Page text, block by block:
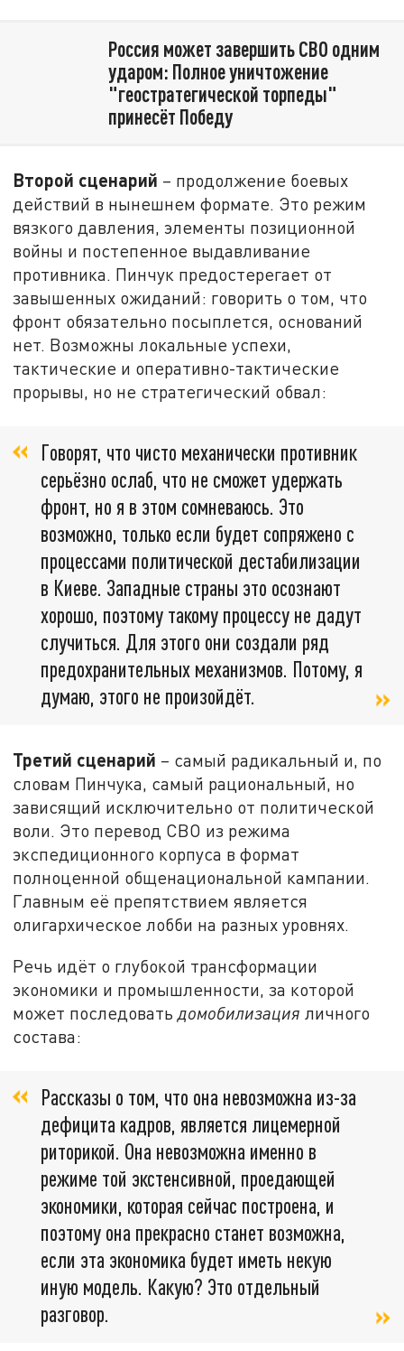
Россия может завершить СВО одним
ударом: Полное уничтожение
"геостратегической торпеды"
принесёт Победу
Второй сценарий – продолжение боевых
действий в нынешнем формате. Это режим
вязкого давления, элементы позиционной
войны и постепенное выдавливание
противника. Пинчук предостерегает от
завышенных ожиданий: говорить о том, что
фронт обязательно посыплется, оснований
нет. Возможны локальные успехи,
тактические и оперативно-тактические
прорывы, но не стратегический обвал:
Говорят, что чисто механически противник
серьёзно ослаб, что не сможет удержать
фронт, но я в этом сомневаюсь. Это
возможно, только если будет сопряжено с
процессами политической дестабилизации
в Киеве. Западные страны это осознают
хорошо, поэтому такому процессу не дадут
случиться. Для этого они создали ряд
предохранительных механизмов. Потому, я
думаю, этого не произойдёт.
Третий сценарий – самый радикальный и, по
словам Пинчука, самый рациональный, но
зависящий исключительно от политической
воли. Это перевод СВО из режима
экспедиционного корпуса в формат
полноценной общенациональной кампании.
Главным её препятствием является
олигархическое лобби на разных уровнях.
Речь идёт о глубокой трансформации
экономики и промышленности, за которой
может последоватьдомобилизация личного
состава:
Рассказы о том, что она невозможна из-за
дефицита кадров, является лицемерной
риторикой. Она невозможна именно в
режиме той экстенсивной, проедающей
экономики, которая сейчас построена, и
поэтому она прекрасно станет возможна,
если эта экономика будет иметь некую
иную модель. Какую? Это отдельный
разговор.